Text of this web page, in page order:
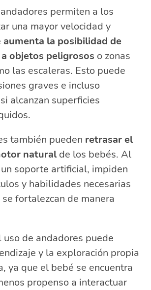
permiten a los
una mayor velocidad y
aumenta la posibilidad de
objetos peligrosos o zonas
las escaleras. Esto puede
graves e incluso
alcanzan superficies
también pueden retrasar el
naturalde los bebés. Al
soporte artificial, impiden
y habilidades necesarias
fortalezcan de manera
de andadores puede
y la exploración propia
ya que el bebé se encuentra
propenso a interactuar